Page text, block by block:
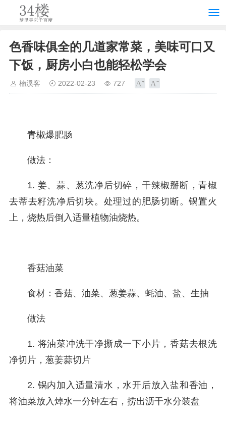
色香味俱全的几道家常菜，美味可口又
下饭，厨房小白也能轻松学会
楠溪客 2022-02-23 727
青椒爆肥肠
做法：
1. 姜、蒜、葱洗净后切碎，干辣椒掰断，青椒
去蒂去籽洗净后切块。处理过的肥肠切断。锅置火
上，烧热后倒入适量植物油烧热。
香菇油菜
食材：香菇、油菜、葱姜蒜、蚝油、盐、生抽
做法
1. 将油菜冲洗干净撕成一下小片，香菇去根洗
净切片，葱姜蒜切片
2. 锅内加入适量清水，水开后放入盐和香油，
将油菜放入焯水一分钟左右，捞出沥干水分装盘